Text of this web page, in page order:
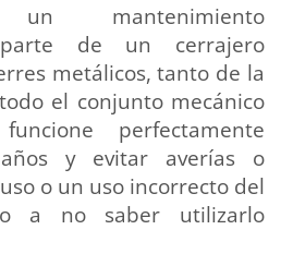
un mantenimiento
de un cerrajero
metálicos, tanto de la
el conjunto mecánico
perfectamente
y evitar averías o
o un uso incorrecto del
a no saber utilizarlo